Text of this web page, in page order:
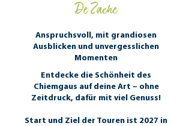
De Zache
Anspruchsvoll, mit grandiosen
Ausblicken und unvergesslichen
Momenten
Entdecke die Schönheit des
Chiemgaus auf deine Art – ohne
Zeitdruck, dafür mit viel Genuss!
Start und Ziel der Touren ist 2027 in